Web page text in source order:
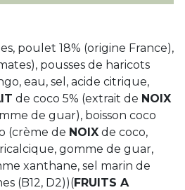
poulet 18% (origine France),
pousses de haricots
eau, sel, acide citrique,
de coco 5% (extrait de NOIX
de guar), boisson coco
(crème de NOIX de coco,
gomme de guar,
xanthane, sel marin de
(B12, D2))(FRUITS A